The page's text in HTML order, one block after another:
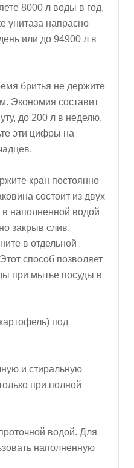
8000 л воды в год,
унитаза напрасно
или до 94900 л в
бритья не держите
Экономия составит
до 200 л в неделю,
эти цифры на
кран постоянно
состоит из двух
в наполненной водой
закрыв слив.
в отдельной
способ позволяет
при мытье посуды в
под
и стиральную
при полной
водой. Для
наполненную